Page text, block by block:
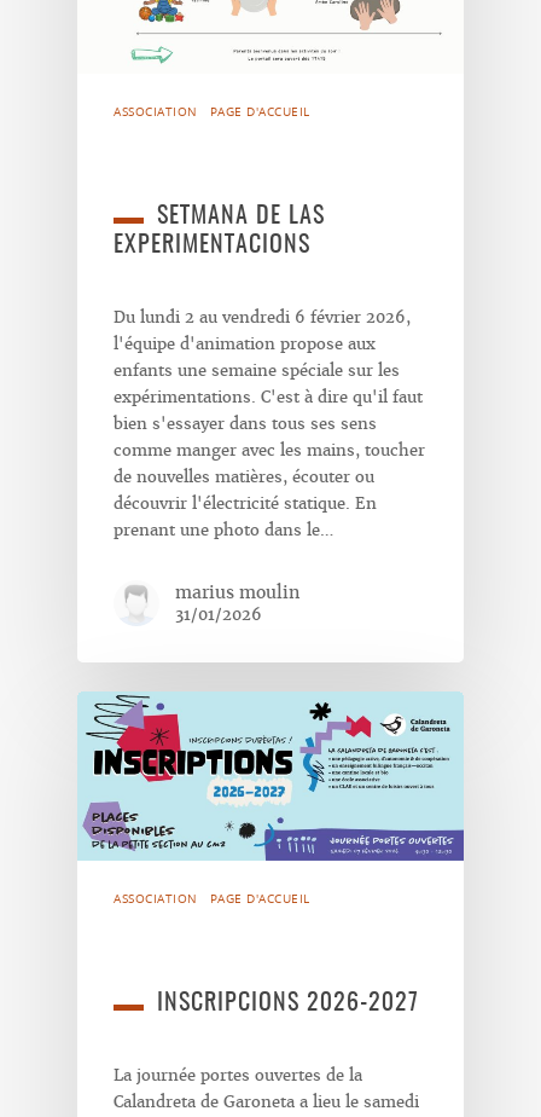
ASSOCIATION PAGE D'ACCUEIL
SETMANA DE LAS
EXPERIMENTACIONS
Du lundi 2 au vendredi 6 février 2026,
l'équipe d'animation propose aux
enfants une semaine spéciale sur les
expérimentations. C'est à dire qu'il faut
bien s'essayer dans tous ses sens
comme manger avec les mains, toucher
de nouvelles matières, écouter ou
découvrir l'électricité statique. En
prenant une photo dans le…
marius moulin
31/01/2026
ASSOCIATION PAGE D'ACCUEIL
INSCRIPCIONS 2026-2027
La journée portes ouvertes de la
Calandreta de Garoneta a lieu le samedi